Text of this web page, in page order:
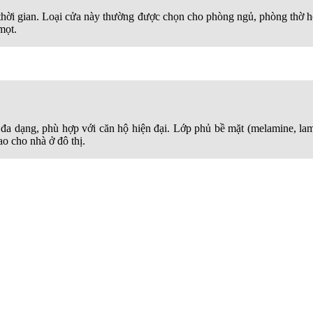
gian. Loại cửa này thường được chọn cho phòng ngủ, phòng thờ
dạng, phù hợp với căn hộ hiện đại. Lớp phủ bề mặt (melamine,
cho nhà ở đô thị.